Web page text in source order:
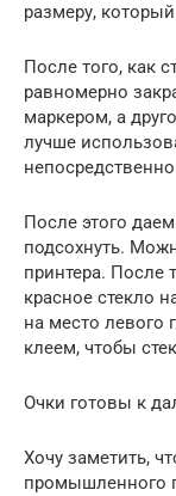
размеру,
После того, как
равномерно
маркером, а
лучше
После этого
подсохнуть.
принтера. После
красное стекло
на место левого
клеем, чтобы
Очки готовы к
Хочу заметить,
промышленного